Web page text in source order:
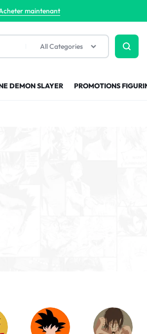
maintenant
All Categories
DEMON SLAYER PROMOTIONS